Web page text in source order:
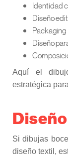
Identidad
Diseño
Packaging
Diseño
Aquí el
estratégica
Si dibujas
diseño textil,